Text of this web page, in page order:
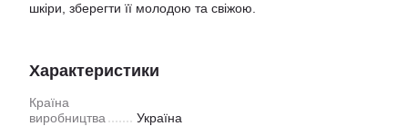
шкіри, зберегти її молодою та свіжою.
Характеристики
Країна
виробництва
Україна